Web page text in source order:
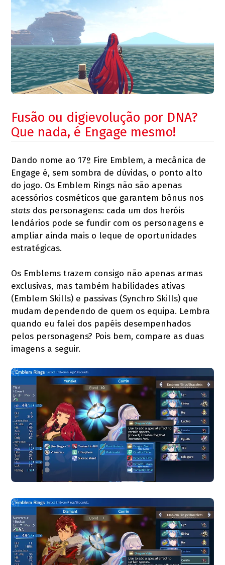
Fusão ou digievolução por DNA?
Que nada, é Engage mesmo!
Dando nome ao 17º Fire Emblem, a mecânica de
Engage é, sem sombra de dúvidas, o ponto alto
do jogo. Os Emblem Rings não são apenas
acessórios cosméticos que garantem bônus nos
stats dos personagens: cada um dos heróis
lendários pode se fundir com os personagens e
ampliar ainda mais o leque de oportunidades
estratégicas.
Os Emblems trazem consigo não apenas armas
exclusivas, mas também habilidades ativas
(Emblem Skills) e passivas (Synchro Skills) que
mudam dependendo de quem os equipa. Lembra
quando eu falei dos papéis desempenhados
pelos personagens? Pois bem, compare as duas
imagens a seguir.